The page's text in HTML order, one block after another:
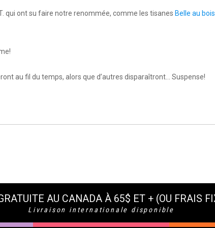
qui ont su faire notre renommée, comme les tisanes Belle au bois
au fil du temps, alors que d’autres disparaîtront… Suspense!
AU CANADA À 65$ ET + (OU FRAIS
Livraison internationale disponible